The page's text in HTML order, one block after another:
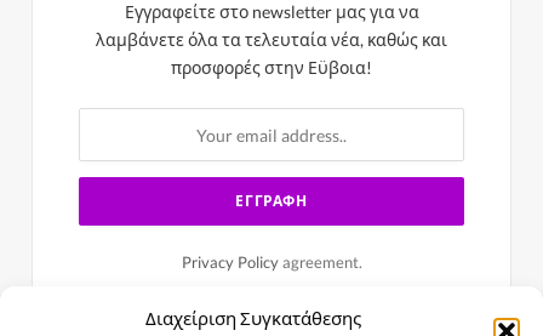
Διαχείριση Συγκατάθεσης
Εγγραφείτε στο newsletter μας για να
λαμβάνετε όλα τα τελευταία νέα, καθώς και
προσφορές στην Εϋβοια!
Privacy Policyagreement.